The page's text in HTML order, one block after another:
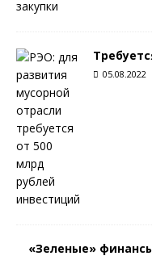
05.08.2022
«Зеленые»